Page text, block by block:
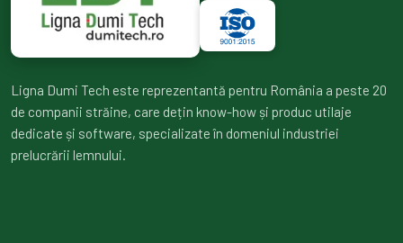
Ligna Dumi Tech este reprezentantă pentru România a peste 20
de companii străine, care dețin know-how și produc utilaje
dedicate și software, specializate în domeniul industriei
prelucrării lemnului.